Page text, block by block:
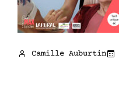
Camille Auburtin